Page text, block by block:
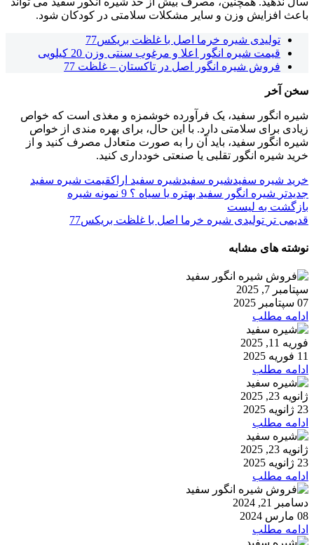
باعث افزایش وزن و سایر مشکلات سلامتی در کودکان شود.
تولیدی شیره خرما اصل با غلظت بریکس77
قیمت شیره انگور اعلا و مرغوب سنتی وزن 20 کیلویی
فروش شیره انگور اصل در تاکستان – غلظت 77
سخن آخر
شیره انگور سفید، یک فرآورده خوشمزه و مغذی است که خواص
زیادی برای سلامتی دارد. با این حال، برای بهره مندی از خواص
شیره انگور سفید، باید آن را به صورت متعادل مصرف کنید و از
خرید شیره انگور تقلبی یا صنعتی خودداری کنید.
خرید شیره سفیدشیره سفیدشیره سفید اراکقیمت شیره سفید
جدیدتر شیره انگور سفید بهتره یا سیاه ؟ 9 نمونه شیره
بازگشت به لیست
قدیمی تر تولیدی شیره خرما اصل با غلظت بریکس77
نوشته های مشابه
سپتامبر 7, 2025
07 سپتامبر 2025
ادامه مطلب
فوریه 11, 2025
11 فوریه 2025
ادامه مطلب
ژانویه 23, 2025
23 ژانویه 2025
ادامه مطلب
ژانویه 23, 2025
23 ژانویه 2025
ادامه مطلب
دسامبر 21, 2024
08 مارس 2024
ادامه مطلب